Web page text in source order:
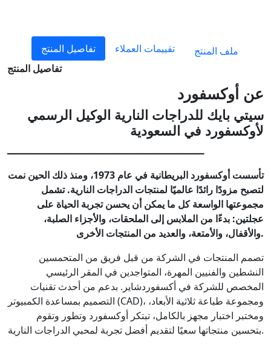
تفاصيل المنتج تقييمات العملاء
ملف المنتج
تفاصيل المنتج
عن أوكسفورد
سيتي بايك للدراجات النارية الوكيل الرسمي
لأوكسفورد في السعودية
ـــــــــــــــــــــــــــــــــــــــــــــــــــــــــــــــــ
تأسست أوكسفورد البريطانية في عام 1973، ومنذ ذلك الحين نمت
لتصبح مزودًا رائدًا عالميًا لمنتجات الدراجات النارية. تشمل
مجموعتها الواسعة كل ما يمكن أن يحسن تجربة الحياة على
عجلتين: بدءًا من الملابس إلى الملحقات، والأجزاء الصلبة،
والأقفال، والأمتعة، والعديد من المنتجات الأخرى.
تصمم المنتجات في الشركة من قبل فريق من المتحمسين
النشطين والفنيين المهرة، المتواجدين في المقر الرئيسي
المخصص للشركة في أكسفوردشاير. بدعم من أحدث تقنيات
التصميم بمساعدة الكمبيوتر (CAD)، ومجموعة طباعة ثلاثية الأبعاد،
ومختبر اختبار مجهز بالكامل، تبتكر أوكسفورد وتطور وتقوم
بتحسين منتجاتها سعيًا لتقديم أفضل تجربة لمحبي الدراجات النارية.